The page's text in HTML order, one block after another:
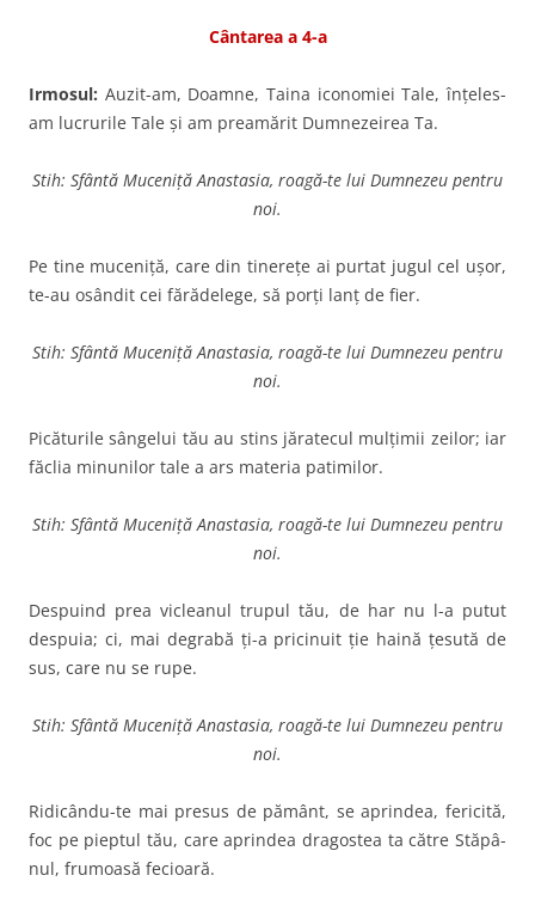
Cântarea a 4-a
Irmosul: Auzit-am, Doamne, Taina iconomiei Tale, înţeles-
am lucrurile Tale şi am preamărit Dumnezeirea Ta.
Stih: Sfântă Muceniță Anastasia, roagă-te lui Dumnezeu pentru
noi.
Pe tine muceniţă, care din ti­nereţe ai purtat jugul cel uşor,
te-au osândit cei fărădelege, să porţi lanţ de fier.
Stih: Sfântă Muceniță Anastasia, roagă-te lui Dumnezeu pentru
noi.
Picăturile sângelui tău au stins jăratecul mulţimii zeilor; iar
făclia minunilor tale a ars materia patimilor.
Stih: Sfântă Muceniță Anastasia, roagă-te lui Dumnezeu pentru
noi.
Despuind prea vicleanul trupul tău, de har nu l-a putut
despuia; ci, mai degrabă ţi-a pricinuit ţie haină ţesută de
sus, care nu se rupe.
Stih: Sfântă Muceniță Anastasia, roagă-te lui Dumnezeu pentru
noi.
Ridicându-te mai presus de pământ, se aprindea, fericită,
foc pe pieptul tău, care aprin­dea dragostea ta către Stăpâ­
nul, frumoasă fecioară.